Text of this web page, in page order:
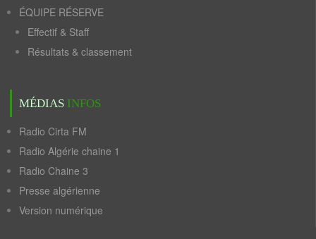
ÉQUIPE RÉSERVE
Effectif & Staff
Résultats & classement
MÉDIAS INFOS
Radio Cirta FM
Radio Algérie chaine 1
Radio Chaine 3
Presse algérienne
Version numérique